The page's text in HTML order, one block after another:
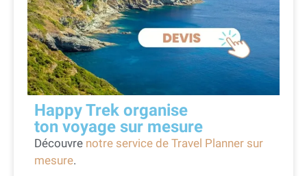
Happy Trek organise
ton voyage sur mesure
Découvre notre service de Travel Planner sur
mesure.